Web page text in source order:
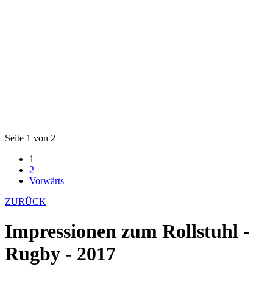
Seite 1 von 2
1
2
Vorwärts
ZURÜCK
Impressionen zum Rollstuhl -
Rugby - 2017